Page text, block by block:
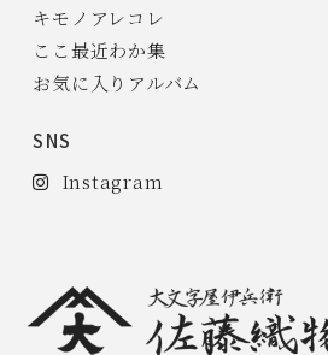
キモノアレコレ
ここ最近わか集
お気に入りアルバム
SNS
Instagram